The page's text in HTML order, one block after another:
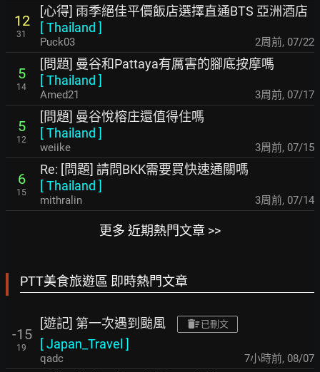
12
31
[心得] 雨季絕佳平價飯店選擇直通BTS 亞洲酒店
[Thailand ]
Puck03 2周前, 07/22
5
14
[問題] 曼谷和Pattaya有厲害的腳底按摩嗎
[Thailand ]
Amed21 3周前, 07/17
5
12
[問題] 曼谷悅榕庄還值得住嗎
[Thailand ]
weiike 3周前, 07/15
6
15
Re: [問題] 請問BKK需要買快速通關嗎
[Thailand ]
mithralin 3周前, 07/14
更多 近期熱門文章 >>
PTT美食旅遊區 即時熱門文章
-15
19
[遊記] 第一次遇到颱風 已刪文
[Japan_Travel ]
qadc 7小時前, 08/07